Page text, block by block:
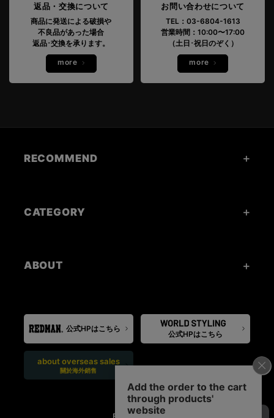
返品・交換について
商品に発送による破損や
不良品があった場合
返品･交換を承ります。
more
お問い合わせについて
TEL：03-6804-1613
営業時間：10:00〜17:00
（土日･祝日のぞく）
more
RECOMMEND
CATEGORY
ABOUT
公式HPはこちら
公式HPはこちら
about overseas sales
關於海外銷售